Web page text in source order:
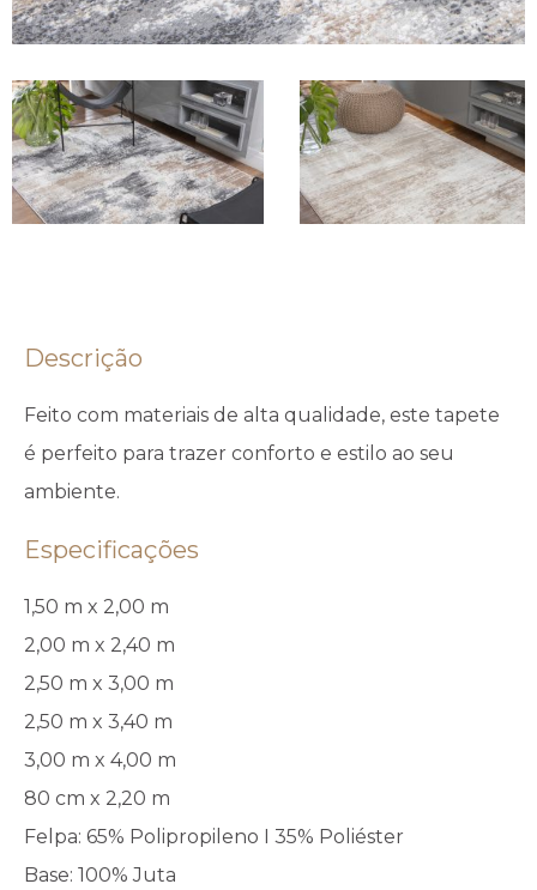
Descrição
Feito com materiais de alta qualidade, este tapete
é perfeito para trazer conforto e estilo ao seu
ambiente.
Especificações
1,50 m x 2,00 m
2,00 m x 2,40 m
2,50 m x 3,00 m
2,50 m x 3,40 m
3,00 m x 4,00 m
80 cm x 2,20 m
Felpa: 65% Polipropileno I 35% Poliéster
Base: 100% Juta